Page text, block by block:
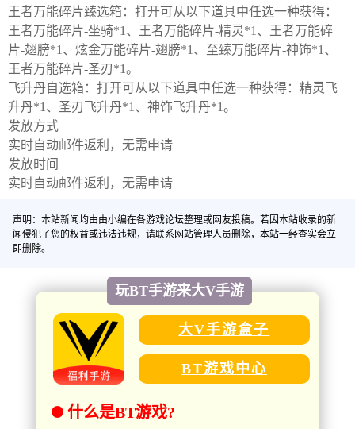
王者万能碎片臻选箱：打开可从以下道具中任选一种获得：
王者万能碎片-坐骑*1、王者万能碎片-精灵*1、王者万能碎
片-翅膀*1、炫金万能碎片-翅膀*1、至臻万能碎片-神饰*1、
王者万能碎片-圣刃*1。
飞升丹自选箱：打开可从以下道具中任选一种获得：精灵飞
升丹*1、圣刃飞升丹*1、神饰飞升丹*1。
发放方式
实时自动邮件返利，无需申请
发放时间
实时自动邮件返利，无需申请
声明：本站新闻均由由小编在各游戏论坛整理或网友投稿。若因本站收录的新
闻侵犯了您的权益或违法违规，请联系网站管理人员删除，本站一经查实会立
即删除。
玩BT手游来大V手游
大V手游盒子
BT游戏中心
什么是BT游戏?